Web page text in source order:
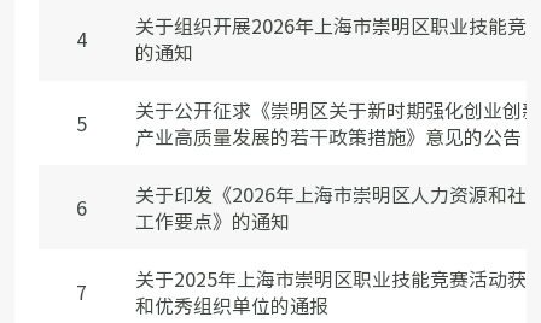
4
关于组织开展2026年上海市崇明区职业技能竞
的通知
5
关于公开征求《崇明区关于新时期强化创业创
产业高质量发展的若干政策措施》意见的公告
6
关于印发《2026年上海市崇明区人力资源和社
工作要点》的通知
7
关于2025年上海市崇明区职业技能竞赛活动获
和优秀组织单位的通报